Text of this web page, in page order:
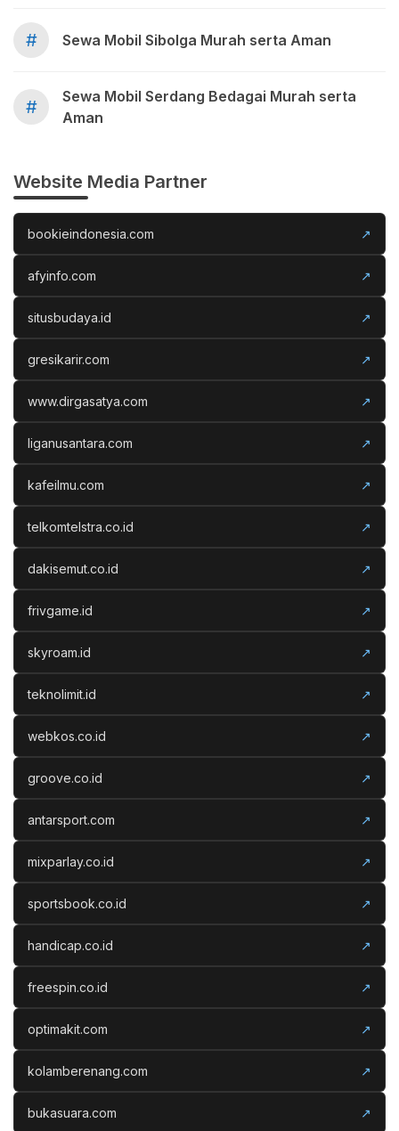
# Sewa Mobil Sibolga Murah serta Aman
#
Sewa Mobil Serdang Bedagai Murah serta
Aman
Website Media Partner
bookieindonesia.com ↗
afyinfo.com ↗
situsbudaya.id ↗
gresikarir.com ↗
www.dirgasatya.com ↗
liganusantara.com ↗
kafeilmu.com ↗
telkomtelstra.co.id ↗
dakisemut.co.id ↗
frivgame.id ↗
skyroam.id ↗
teknolimit.id ↗
webkos.co.id ↗
groove.co.id ↗
antarsport.com ↗
mixparlay.co.id ↗
sportsbook.co.id ↗
handicap.co.id ↗
freespin.co.id ↗
optimakit.com ↗
kolamberenang.com ↗
bukasuara.com ↗